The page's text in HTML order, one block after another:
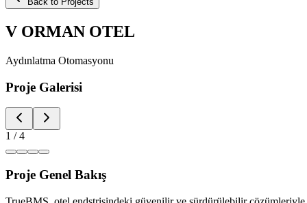
V ORMAN OTEL
Aydınlatma Otomasyonu
Proje Galerisi
1 /4
Proje Genel Bakış